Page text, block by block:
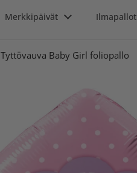
Merkkipäivät Ilmapallot
Tyttövauva Baby Girl foliopallo